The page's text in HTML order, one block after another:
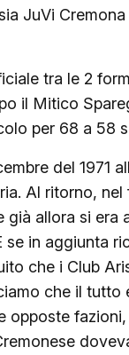
JuVi
tra le 2
il Mitico
per 68 a 58
del 1971
Al ritorno, nel
già allora si
se in aggiunta
che i Club
che il tutto